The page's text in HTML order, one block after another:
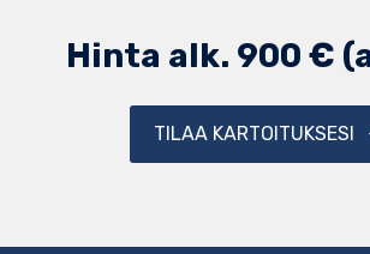
Hinta alk. 900 €
TILAA KARTOITUKSESI